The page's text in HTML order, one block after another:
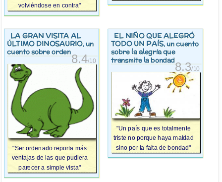
volviéndose en contra"
LA GRAN VISITA AL
ÚLTIMO DINOSAURIO, un
cuento sobre orden
8.4/10
"Ser ordenado reporta más
ventajas de las que pudiera
parecer a simple vista"
EL NIÑO QUE ALEGRÓ
TODO UN PAÍS, un cuento
sobre la alegría que
transmite la bondad
8.3/10
"Un país que es totalmente
triste no porque haya maldad
sino por la falta de bondad"